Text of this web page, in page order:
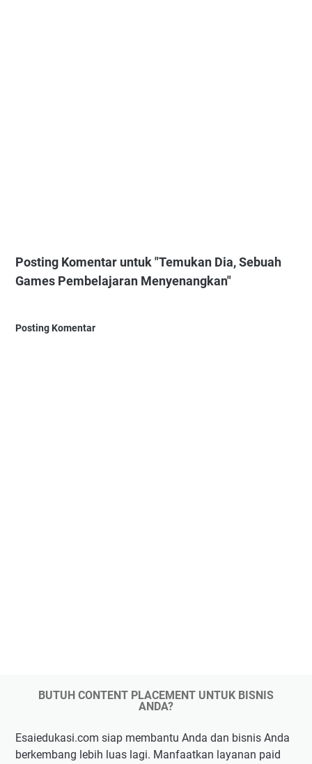
Posting Komentar untuk "Temukan Dia, Sebuah
Games Pembelajaran Menyenangkan"
Posting Komentar
BUTUH CONTENT PLACEMENT UNTUK BISNIS
ANDA?
Esaiedukasi.com siap membantu Anda dan bisnis Anda
berkembang lebih luas lagi. Manfaatkan layanan paid